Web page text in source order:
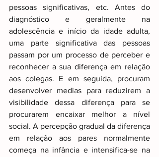
pessoas significativas, etc. Antes do
diagnóstico e geralmente na
adolescência e início da idade adulta,
uma parte significativa das pessoas
passam por um processo de perceber e
reconhecer a sua diferença em relação
aos colegas. E em seguida, procuram
desenvolver medias para reduzirem a
visibilidade dessa diferença para se
procurarem encaixar melhor a nível
social. A percepção gradual da diferença
em relação aos pares normalmente
começa na infância e intensifica-se na